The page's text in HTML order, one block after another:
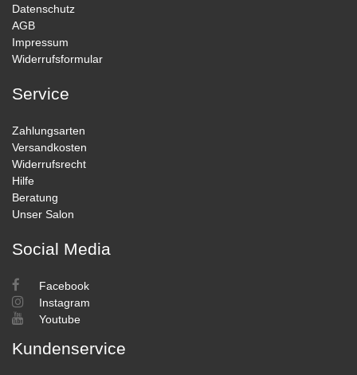
Datenschutz
AGB
Impressum
Widerrufsformular
Service
Zahlungsarten
Versandkosten
Widerrufsrecht
Hilfe
Beratung
Unser Salon
Social Media
Facebook
Instagram
Youtube
Kundenservice